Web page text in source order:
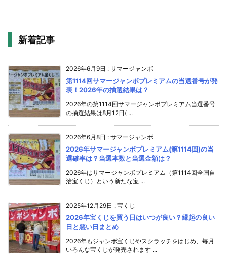
新着記事
2026年6月9日 : サマージャンボ
第1114回サマージャンボプレミアムの当選番号が発
表！2026年の抽選結果は？
2026年の第1114回サマージャンボプレミアム当選番号
の抽選結果は8月12日( ...
2026年6月8日 : サマージャンボ
2026年サマージャンボプレミアム(第1114回)の当
選確率は？当選本数と当選金額は？
2026年はサマージャンボプレミアム（第1114回全国自
治宝くじ）という新たな宝 ...
2025年12月29日 : 宝くじ
2026年宝くじを買う日はいつが良い？縁起の良い
日と悪い日まとめ
2026年もジャンボ宝くじやスクラッチをはじめ、毎月
いろんな宝くじが発売されます ...